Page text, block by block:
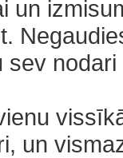
un
sev
un